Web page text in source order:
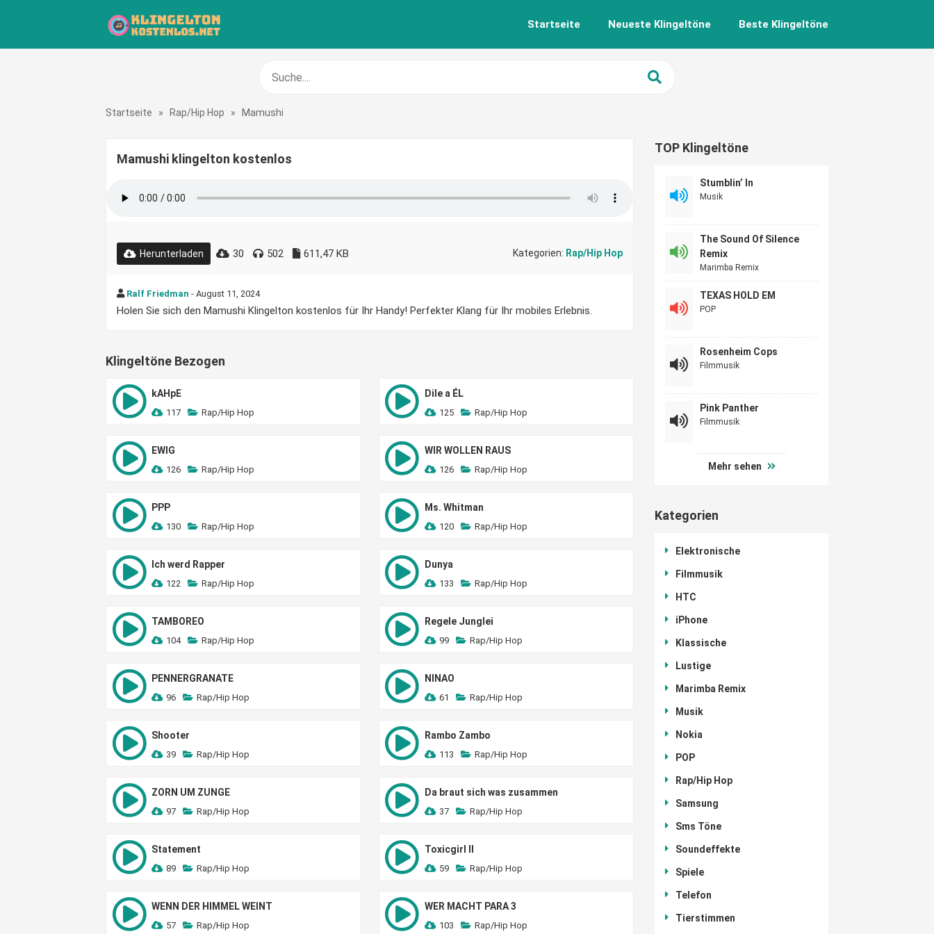
Startseite Neueste Klingeltöne Beste Klingeltöne
Startseite » Rap/Hip Hop » Mamushi
Mamushi klingelton kostenlos
Herunterladen 30 502 611,47 KB Kategorien: Rap/Hip Hop
Ralf Friedman - August 11, 2024
Holen Sie sich den Mamushi Klingelton kostenlos für Ihr Handy! Perfekter Klang für Ihr mobiles Erlebnis.
Klingeltöne Bezogen
kAHpE
117 Rap/Hip Hop
Dile a ÉL
125 Rap/Hip Hop
EWIG
126 Rap/Hip Hop
WIR WOLLEN RAUS
126 Rap/Hip Hop
PPP
130 Rap/Hip Hop
Ms. Whitman
120 Rap/Hip Hop
Ich werd Rapper
122 Rap/Hip Hop
Dunya
133 Rap/Hip Hop
TAMBOREO
104 Rap/Hip Hop
Regele Junglei
99 Rap/Hip Hop
PENNERGRANATE
96 Rap/Hip Hop
NINAO
61 Rap/Hip Hop
Shooter
39 Rap/Hip Hop
Rambo Zambo
113 Rap/Hip Hop
ZORN UM ZUNGE
97 Rap/Hip Hop
Da braut sich was zusammen
37 Rap/Hip Hop
Statement
89 Rap/Hip Hop
Toxicgirl II
59 Rap/Hip Hop
WENN DER HIMMEL WEINT
57 Rap/Hip Hop
WER MACHT PARA 3
103 Rap/Hip Hop
TOP Klingeltöne
Stumblin’ In
Musik
The Sound Of Silence
Remix
Marimba Remix
TEXAS HOLD EM
POP
Rosenheim Cops
Filmmusik
Pink Panther
Filmmusik
Mehr sehen
Kategorien
Elektronische
Filmmusik
HTC
iPhone
Klassische
Lustige
Marimba Remix
Musik
Nokia
POP
Rap/Hip Hop
Samsung
Sms Töne
Soundeffekte
Spiele
Telefon
Tierstimmen